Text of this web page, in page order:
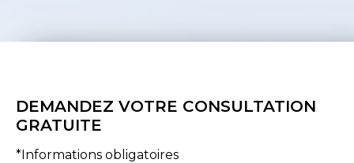
DEMANDEZ VOTRE CONSULTATION
GRATUITE
*Informations obligatoires